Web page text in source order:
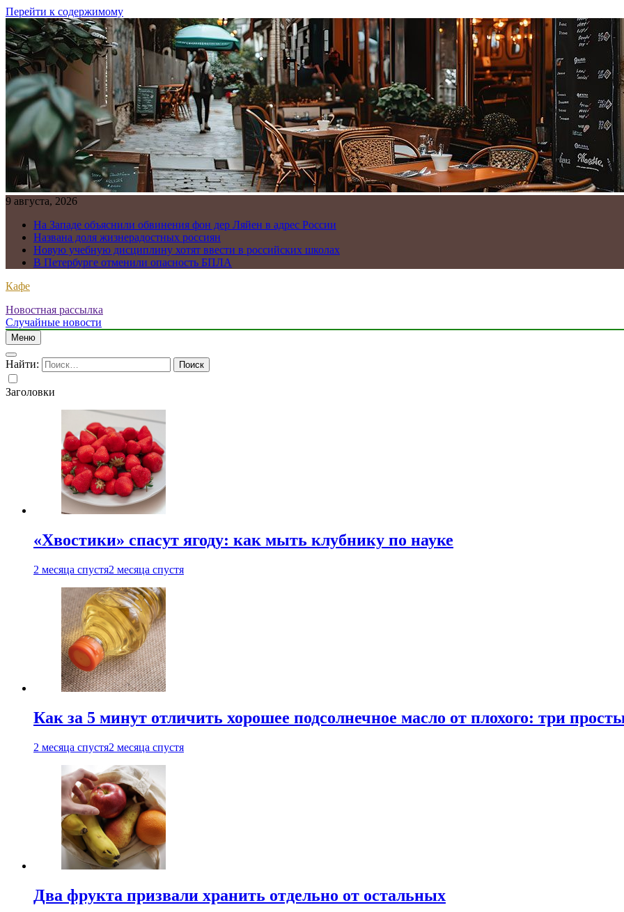
Перейти к содержимому
9 августа, 2026
На Западе объяснили обвинения фон дер Ляйен в адрес России
Названа доля жизнерадостных россиян
Новую учебную дисциплину хотят ввести в российских школах
В Петербурге отменили опасность БПЛА
Кафе
Новостная рассылка
Случайные новости
Меню
Найти:
Заголовки
«Хвостики» спасут ягоду: как мыть клубнику по науке
2 месяца спустя2 месяца спустя
Как за 5 минут отличить хорошее подсолнечное масло от плохого: три
2 месяца спустя2 месяца спустя
Два фрукта призвали хранить отдельно от остальных